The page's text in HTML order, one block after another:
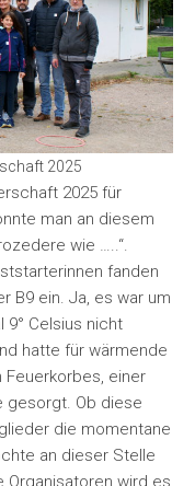
2025
2025 für
man an diesem
wie …..“.
fanden
B9 ein. Ja, es war um
9° Celsius nicht
hatte für wärmende
einer
gesorgt. Ob diese
die momentane
an dieser Stelle
Organisatoren wird es